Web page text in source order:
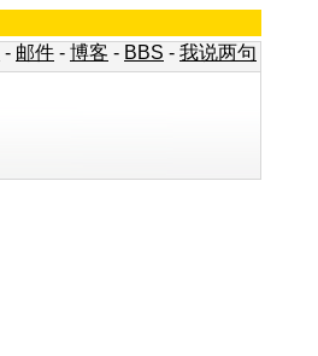
- 邮件 - 博客 - BBS - 我说两句